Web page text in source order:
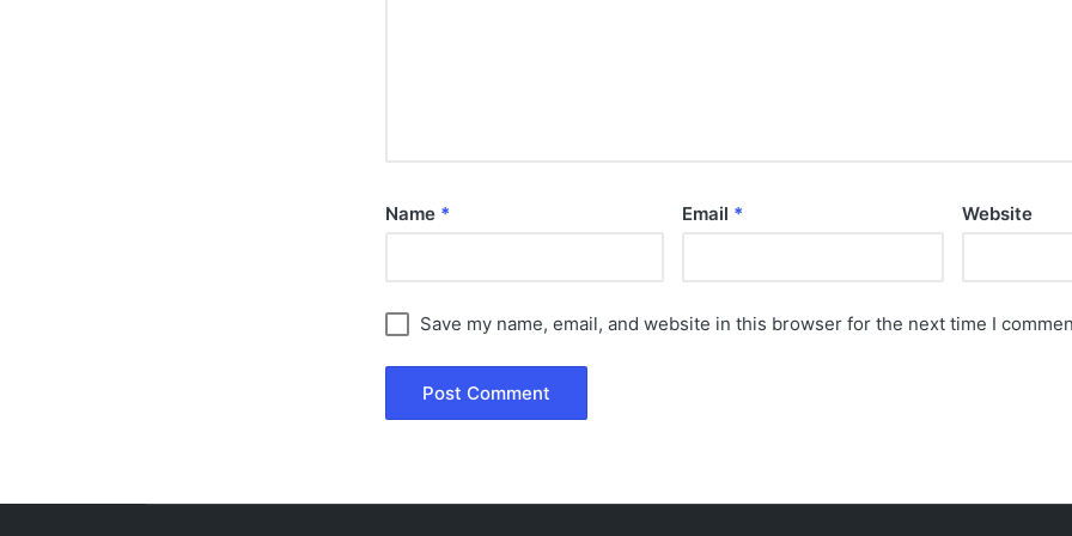
Name * Email * Website
Save my name, email, and website in this browser for the next time I